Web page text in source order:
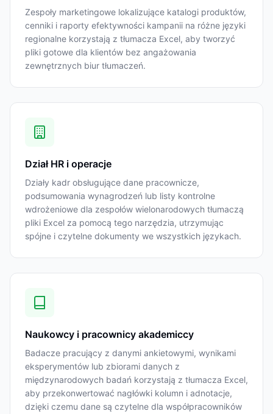
Zespoły marketingowe lokalizujące katalogi produktów,
cenniki i raporty efektywności kampanii na różne języki
regionalne korzystają z tłumacza Excel, aby tworzyć
pliki gotowe dla klientów bez angażowania
zewnętrznych biur tłumaczeń.
Dział HR i operacje
Działy kadr obsługujące dane pracownicze,
podsumowania wynagrodzeń lub listy kontrolne
wdrożeniowe dla zespołów wielonarodowych tłumaczą
pliki Excel za pomocą tego narzędzia, utrzymując
spójne i czytelne dokumenty we wszystkich językach.
Naukowcy i pracownicy akademiccy
Badacze pracujący z danymi ankietowymi, wynikami
eksperymentów lub zbiorami danych z
międzynarodowych badań korzystają z tłumacza Excel,
aby przekonwertować nagłówki kolumn i adnotacje,
dzięki czemu dane są czytelne dla współpracowników